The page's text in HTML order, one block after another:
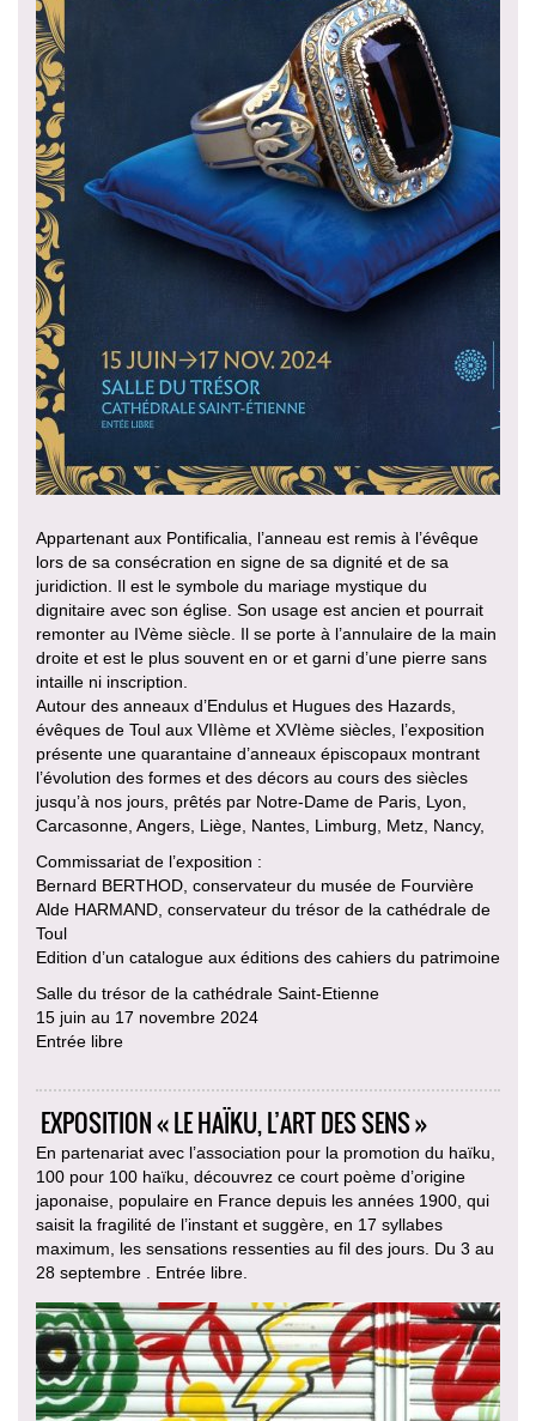
Appartenant aux Pontificalia, l’anneau est remis à l’évêque
lors de sa consécration en signe de sa dignité et de sa
juridiction. Il est le symbole du mariage mystique du
dignitaire avec son église. Son usage est ancien et pourrait
remonter au IVème siècle. Il se porte à l’annulaire de la main
droite et est le plus souvent en or et garni d’une pierre sans
intaille ni inscription.
Autour des anneaux d’Endulus et Hugues des Hazards,
évêques de Toul aux VIIème et XVIème siècles, l’exposition
présente une quarantaine d’anneaux épiscopaux montrant
l’évolution des formes et des décors au cours des siècles
jusqu’à nos jours, prêtés par Notre-Dame de Paris, Lyon,
Carcasonne, Angers, Liège, Nantes, Limburg, Metz, Nancy,
Commissariat de l’exposition :
Bernard BERTHOD, conservateur du musée de Fourvière
Alde HARMAND, conservateur du trésor de la cathédrale de
Toul
Edition d’un catalogue aux éditions des cahiers du patrimoine
Salle du trésor de la cathédrale Saint-Etienne
15 juin au 17 novembre 2024
Entrée libre
EXPOSITION « LE HAÏKU, L’ART DES SENS »
En partenariat avec l’association pour la promotion du haïku,
100 pour 100 haïku, découvrez ce court poème d’origine
japonaise, populaire en France depuis les années 1900, qui
saisit la fragilité de l’instant et suggère, en 17 syllabes
maximum, les sensations ressenties au fil des jours. Du 3 au
28 septembre . Entrée libre.